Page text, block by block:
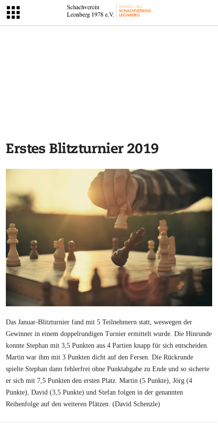
Erstes Blitzturnier 2019
Das Januar-Blitzturnier fand mit 5 Teilnehmern statt, weswegen der
Gewinner in einem doppelrundigen Turnier ermittelt wurde. Die Hinrunde
konnte Stephan mit 3,5 Punkten aus 4 Partien knapp für sich entscheiden.
Martin war ihm mit 3 Punkten dicht auf den Fersen. Die Rückrunde
spielte Stephan dann fehlerfrei ohne Punktabgabe zu Ende und so sicherte
er sich mit 7,5 Punkten den ersten Platz. Martin (5 Punkte), Jörg (4
Punkte), David (3,5 Punkte) und Stefan folgen in der genannten
Reihenfolge auf den weiteren Plätzen. (David Schenzle)